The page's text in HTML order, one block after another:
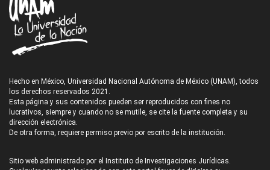
Hecho en México, Universidad Nacional Autónoma de México (UNAM), todos
los derechos reservados 2021.
Esta página y sus contenidos pueden ser reproducidos con fines no
lucrativos, siempre y cuando no se mutile, se cite la fuente completa y su
dirección electrónica.
De otra forma, requiere permiso previo por escrito de la institución.
Sitio web administrado por el Instituto de Investigaciones Jurídicas.